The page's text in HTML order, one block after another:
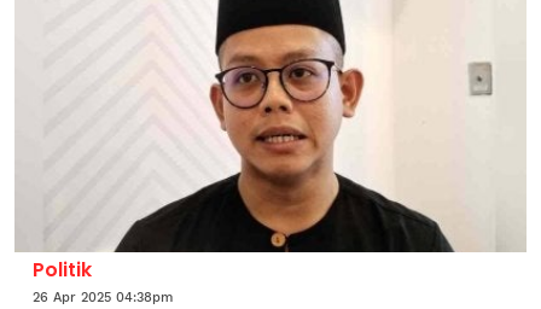
Politik
26 Apr 2025 04:38pm